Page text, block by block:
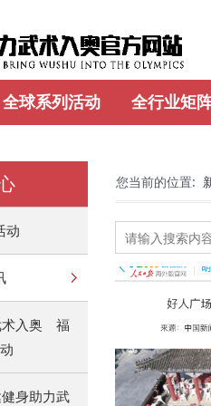
全球系列活动 全行业矩
动
术入奥 福
身助力武
您当前的位置: